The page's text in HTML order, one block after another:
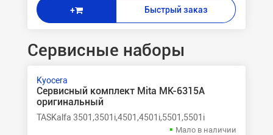
+ Быстрый заказ
Сервисные наборы
Kyocera
Сервисный комплект Mita MK-6315A
оригинальный
TASKalfa 3501,3501i,4501,4501i,5501,5501i
Мало в наличии